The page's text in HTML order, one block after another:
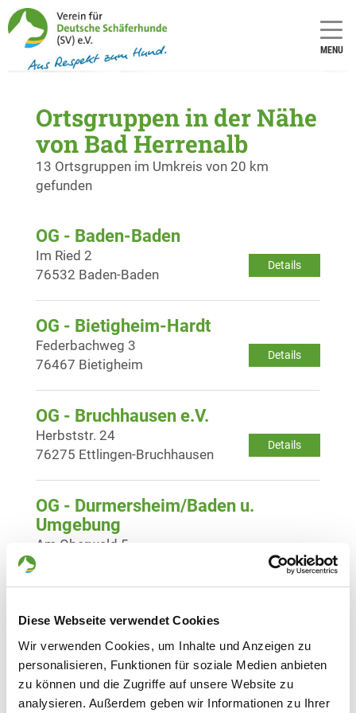
Diese Webseite verwendet Cookies
Wir verwenden Cookies, um Inhalte und Anzeigen zu
personalisieren, Funktionen für soziale Medien anbieten
zu können und die Zugriffe auf unsere Website zu
analysieren. Außerdem geben wir Informationen zu Ihrer
MENU
Ortsgruppen in der Nähe
von Bad Herrenalb
13 Ortsgruppen im Umkreis von 20 km
gefunden
OG - Baden-Baden
Details
Im Ried 2
76532 Baden-Baden
OG - Bietigheim-Hardt
Details
Federbachweg 3
76467 Bietigheim
OG - Bruchhausen e.V.
Details
Herbststr. 24
76275 Ettlingen-Bruchhausen
OG - Durmersheim/Baden u.
Umgebung
Details
Am Oberwald 5
OG - Gaggenau-Hörden e.V.
Details
76593 Gernsbach
OG - Haueneberstein und Umgebung